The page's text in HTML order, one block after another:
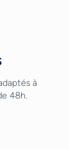
à
48h.